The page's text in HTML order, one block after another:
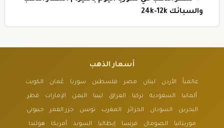
والسبائك 24k-12k
أسعار الذهب
عالمياً الأردن لبنان مصر فلسطين سوريا عُمان الكويت
ألمانيا السعودية تركيا العراق ليبيا اليمن الإمارات قطر
البحرين السودان الجزائر المغرب تونس جزر القمر جيبوتي
موريتانيا الصومال فرنسا إيطاليا السويد أمريكا هولندا